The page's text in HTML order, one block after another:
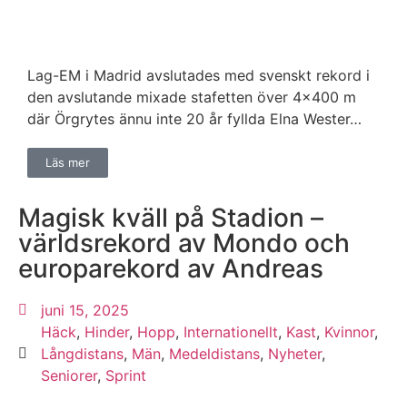
Lag-EM i Madrid avslutades med svenskt rekord i
den avslutande mixade stafetten över 4×400 m
där Örgrytes ännu inte 20 år fyllda Elna Wester…
Läs mer
Magisk kväll på Stadion –
världsrekord av Mondo och
europarekord av Andreas
juni 15, 2025
Häck, Hinder, Hopp, Internationellt, Kast, Kvinnor,
Långdistans, Män, Medeldistans, Nyheter,
Seniorer, Sprint